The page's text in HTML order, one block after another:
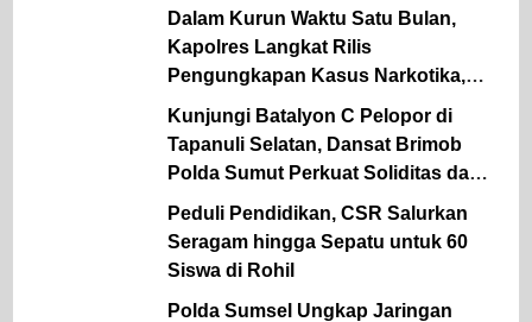
Dalam Kurun Waktu Satu Bulan,
Kapolres Langkat Rilis
Pengungkapan Kasus Narkotika,
Tindak Pidana Kriminal, dan
Kekerasan Seksual terhadap Anak
Kunjungi Batalyon C Pelopor di
Tapanuli Selatan, Dansat Brimob
Polda Sumut Perkuat Soliditas dan
Semangat Pengabdian Personel
Peduli Pendidikan, CSR Salurkan
Seragam hingga Sepatu untuk 60
Siswa di Rohil
Polda Sumsel Ungkap Jaringan